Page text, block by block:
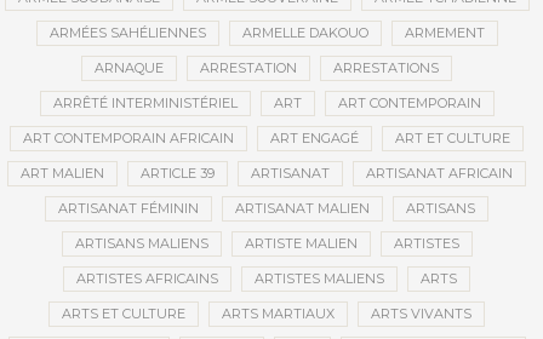
ARMÉES SAHÉLIENNES ARMELLE DAKOUO ARMEMENT
ARNAQUE ARRESTATION ARRESTATIONS
ARRÊTÉ INTERMINISTÉRIEL ART ART CONTEMPORAIN
ART CONTEMPORAIN AFRICAIN ART ENGAGÉ ART ET CULTURE
ART MALIEN ARTICLE 39 ARTISANAT ARTISANAT AFRICAIN
ARTISANAT FÉMININ ARTISANAT MALIEN ARTISANS
ARTISANS MALIENS ARTISTE MALIEN ARTISTES
ARTISTES AFRICAINS ARTISTES MALIENS ARTS
ARTS ET CULTURE ARTS MARTIAUX ARTS VIVANTS